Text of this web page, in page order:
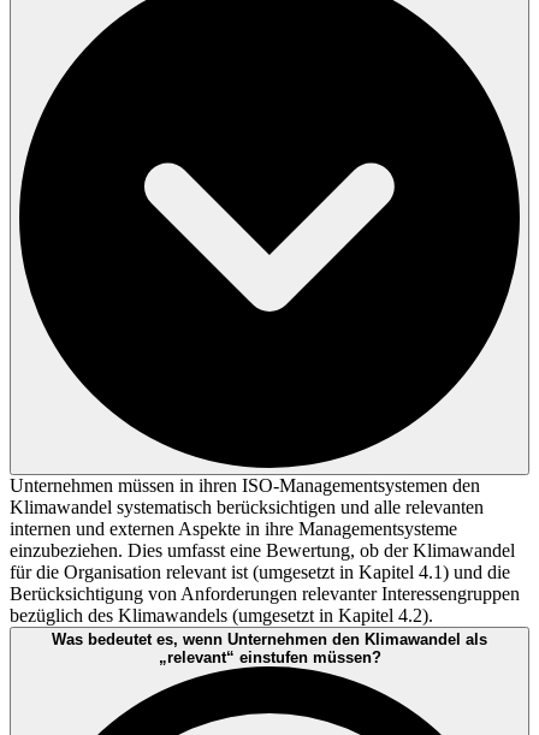
Unternehmen müssen in ihren ISO-Managementsystemen den
Klimawandel systematisch berücksichtigen und alle relevanten
internen und externen Aspekte in ihre Managementsysteme
einzubeziehen. Dies umfasst eine Bewertung, ob der Klimawandel
für die Organisation relevant ist (umgesetzt in Kapitel 4.1) und die
Berücksichtigung von Anforderungen relevanter Interessengruppen
bezüglich des Klimawandels (umgesetzt in Kapitel 4.2).
Was bedeutet es, wenn Unternehmen den Klimawandel als
„relevant“ einstufen müssen?